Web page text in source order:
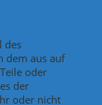
des
dem aus auf
oder
der
oder nicht